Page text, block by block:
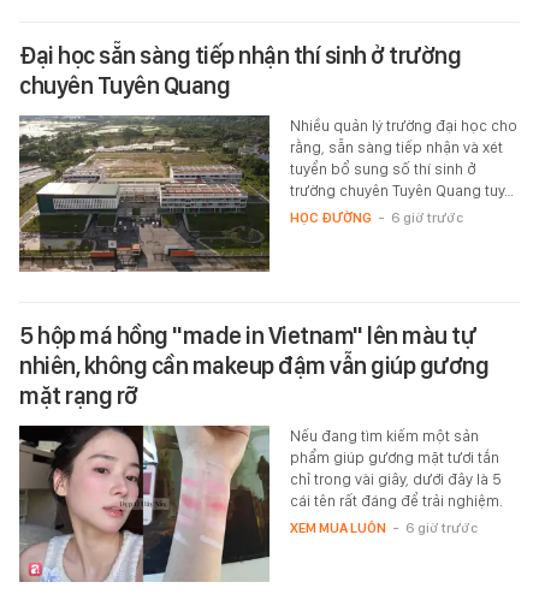
Đại học sẵn sàng tiếp nhận thí sinh ở trường
chuyên Tuyên Quang
Nhiều quản lý trường đại học cho
rằng, sẵn sàng tiếp nhận và xét
tuyển bổ sung số thí sinh ở
trường chuyên Tuyên Quang tuy…
HỌC ĐƯỜNG - 6 giờ trước
5 hộp má hồng "made in Vietnam" lên màu tự
nhiên, không cần makeup đậm vẫn giúp gương
mặt rạng rỡ
Nếu đang tìm kiếm một sản
phẩm giúp gương mặt tươi tắn
chỉ trong vài giây, dưới đây là 5
cái tên rất đáng để trải nghiệm.
XEM MUA LUÔN - 6 giờ trước